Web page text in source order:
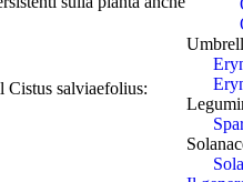
Cistus salviaefolius: